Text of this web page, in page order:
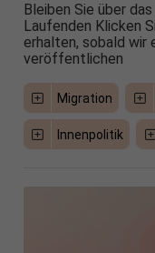
Bleiben Sie über
Laufenden Klicken
erhalten, sobald wir
veröffentlichen
Migration
Innenpolitik